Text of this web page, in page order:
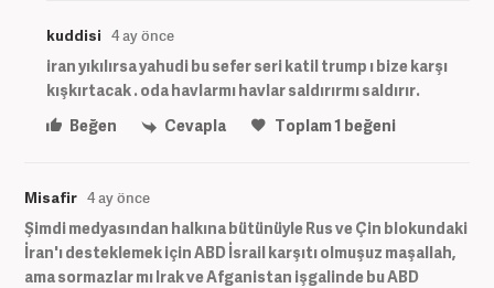
kuddisi 4 ay önce
iran yıkılırsa yahudi bu sefer seri katil trump ı bize karşı
kışkırtacak . oda havlarmı havlar saldırırmı saldırır.
Beğen
Cevapla Toplam1 beğeni
Misafir 4 ay önce
Şimdi medyasından halkına bütünüyle Rus ve Çin blokundaki
İran'ı desteklemek için ABD İsrail karşıtı olmuşuz maşallah,
ama sormazlar mı Irak ve Afganistan işgalinde bu ABD